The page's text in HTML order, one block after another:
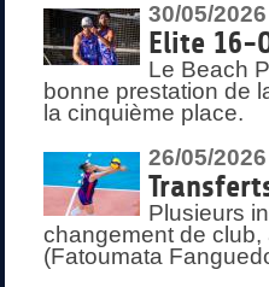
30/05/2026
Elite 16-
Le Beach
bonne prestation de
la cinquième place.
26/05/2026
Plusieurs
changement de
(Fatoumata